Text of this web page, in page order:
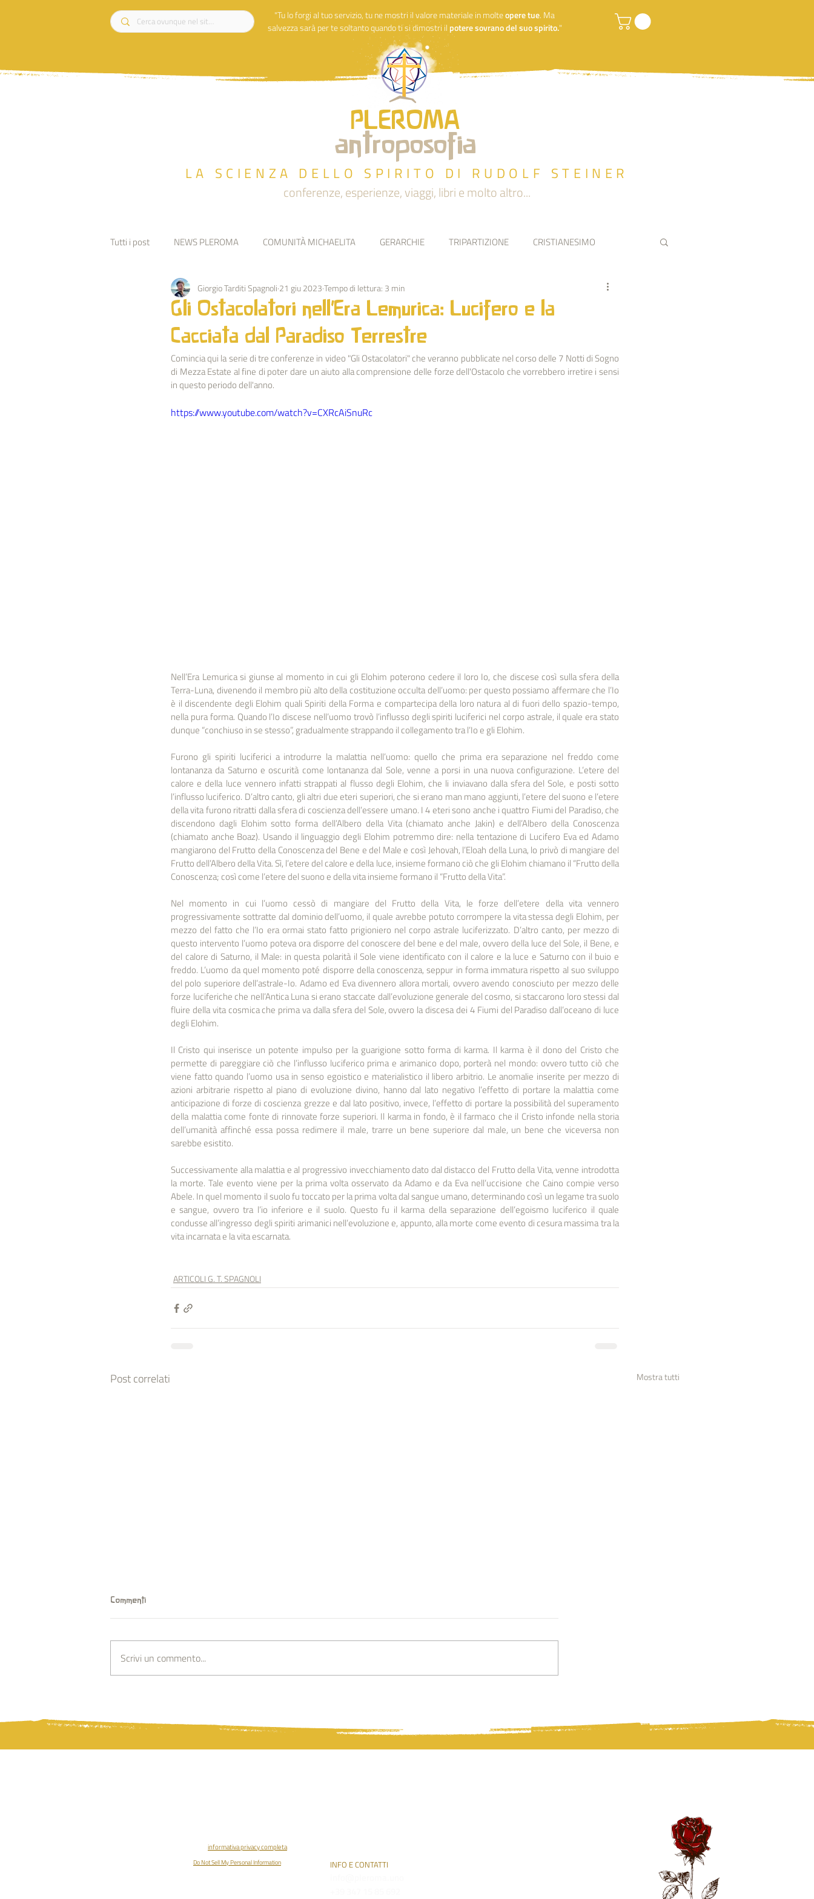
"Tu lo forgi al tuo servizio, tu ne mostri il valore materiale in molteoperetue. Ma
salvezza sarà per te soltanto quando ti si dimostri il potere sovrano del suo spirito."
PLEROMA
antroposofia
LA SCIENZA DELLO SPIRITO DI RUDOLF STEINER
conferenze, esperienze, viaggi, libri e molto altro...
Tutti i post NEWS PLEROMA COMUNITÀ MICHAELITA GERARCHIE TRIPARTIZIONE CRISTIANESIMO
PEDAGOGIA KARMA EVOLUZIONE OSTACOLATORI MACROCOSMO
OCCULTISMO NATURA SOCIALE ARTICOLI G. T. SPAGNOLI
BIOGRAFIA IMPULSO ESTRATTI O.O.
Gli Ostacolatori nell'Era Lemurica: Lucifero e la
Cacciata dal Paradiso Terrestre
Giorgio Tarditi Spagnoli 21 giu 2023Tempo di lettura: 3 min
Comincia qui la serie di tre conferenze in video "Gli Ostacolatori" che veranno pubblicate nel corso delle 7 Notti di Sogno
di Mezza Estate al fine di poter dare un aiuto alla comprensione delle forze dell'Ostacolo che vorrebbero irretire i sensi
in questo periodo dell'anno.
https://www.youtube.com/watch?v=CXRcAiSnuRc
Nell’Era Lemurica si giunse al momento in cui gli Elohim poterono cedere il loro Io, che discese così sulla sfera della
Terra-Luna, divenendo il membro più alto della costituzione occulta dell’uomo: per questo possiamo affermare che l’Io
è il discendente degli Elohim quali Spiriti della Forma e compartecipa della loro natura al di fuori dello spazio-tempo,
nella pura forma. Quando l’Io discese nell’uomo trovò l’influsso degli spiriti luciferici nel corpo astrale, il quale era stato
dunque “conchiuso in se stesso”, gradualmente strappando il collegamento tra l’Io e gli Elohim.
Furono gli spiriti luciferici a introdurre la malattia nell’uomo: quello che prima era separazione nel freddo come
lontananza da Saturno e oscurità come lontananza dal Sole, venne a porsi in una nuova configurazione. L’etere del
calore e della luce vennero infatti strappati al flusso degli Elohim, che li inviavano dalla sfera del Sole, e posti sotto
l’influsso luciferico. D’altro canto, gli altri due eteri superiori, che si erano man mano aggiunti, l’etere del suono e l’etere
della vita furono ritratti dalla sfera di coscienza dell’essere umano. I 4 eteri sono anche i quattro Fiumi del Paradiso, che
discendono dagli Elohim sotto forma dell’Albero della Vita (chiamato anche Jakin) e dell’Albero della Conoscenza
(chiamato anche Boaz). Usando il linguaggio degli Elohim potremmo dire: nella tentazione di Lucifero Eva ed Adamo
mangiarono del Frutto della Conoscenza del Bene e del Male e così Jehovah, l’Eloah della Luna, lo privò di mangiare del
Frutto dell’Albero della Vita. Sì, l’etere del calore e della luce, insieme formano ciò che gli Elohim chiamano il “Frutto della
Conoscenza; così come l’etere del suono e della vita insieme formano il “Frutto della Vita”.
Nel momento in cui l’uomo cessò di mangiare del Frutto della Vita, le forze dell’etere della vita vennero
progressivamente sottratte dal dominio dell’uomo, il quale avrebbe potuto corrompere la vita stessa degli Elohim, per
mezzo del fatto che l’Io era ormai stato fatto prigioniero nel corpo astrale luciferizzato. D’altro canto, per mezzo di
questo intervento l’uomo poteva ora disporre del conoscere del bene e del male, ovvero della luce del Sole, il Bene, e
del calore di Saturno, il Male: in questa polarità il Sole viene identificato con il calore e la luce e Saturno con il buio e
freddo. L’uomo da quel momento poté disporre della conoscenza, seppur in forma immatura rispetto al suo sviluppo
del polo superiore dell’astrale-Io. Adamo ed Eva divennero allora mortali, ovvero avendo conosciuto per mezzo delle
forze luciferiche che nell’Antica Luna si erano staccate dall’evoluzione generale del cosmo, si staccarono loro stessi dal
fluire della vita cosmica che prima va dalla sfera del Sole, ovvero la discesa dei 4 Fiumi del Paradiso dall’oceano di luce
degli Elohim.
Il Cristo qui inserisce un potente impulso per la guarigione sotto forma di karma. Il karma è il dono del Cristo che
permette di pareggiare ciò che l’influsso luciferico prima e arimanico dopo, porterà nel mondo: ovvero tutto ciò che
viene fatto quando l’uomo usa in senso egoistico e materialistico il libero arbitrio. Le anomalie inserite per mezzo di
azioni arbitrarie rispetto al piano di evoluzione divino, hanno dal lato negativo l’effetto di portare la malattia come
anticipazione di forze di coscienza grezze e dal lato positivo, invece, l’effetto di portare la possibilità del superamento
della malattia come fonte di rinnovate forze superiori. Il karma in fondo, è il farmaco che il Cristo infonde nella storia
dell’umanità affinché essa possa redimere il male, trarre un bene superiore dal male, un bene che viceversa non
sarebbe esistito.
Successivamente alla malattia e al progressivo invecchiamento dato dal distacco del Frutto della Vita, venne introdotta
la morte. Tale evento viene per la prima volta osservato da Adamo e da Eva nell’uccisione che Caino compie verso
Abele. In quel momento il suolo fu toccato per la prima volta dal sangue umano, determinando così un legame tra suolo
e sangue, ovvero tra l’io inferiore e il suolo. Questo fu il karma della separazione dell’egoismo luciferico il quale
condusse all’ingresso degli spiriti arimanici nell’evoluzione e, appunto, alla morte come evento di cesura massima tra la
vita incarnata e la vita escarnata.
ARTICOLI G. T. SPAGNOLI
Post correlati Mostra tutti
Offrirsi in Servizio al Mondo
Commenti
Scrivi un commento...
informativa privacy completa
Do Not Sell My Personal Information INFO E CONTATTI